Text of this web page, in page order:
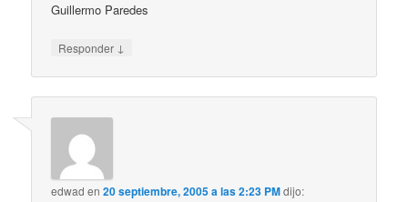
Guillermo Paredes
Responder ↓
edwad en20 septiembre, 2005 a las 2:23 PMdijo: